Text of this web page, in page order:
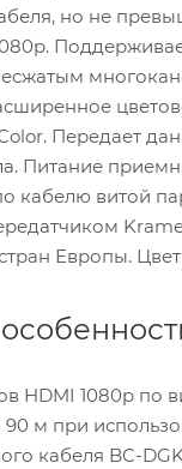
но не
Передает
Питание
кабелю витой
Европы.
HDMI 1080p по
90 м при
кабеля BC-